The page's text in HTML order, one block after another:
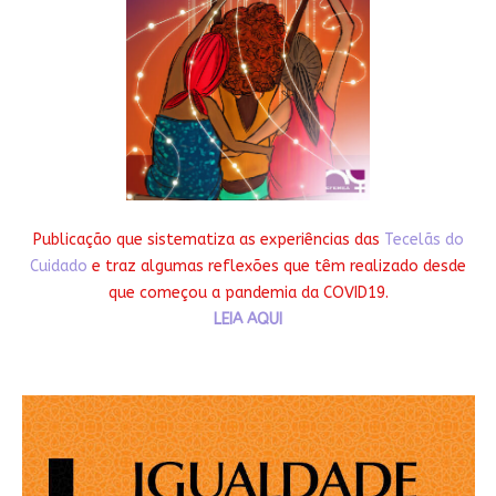
Publicação que sistematiza as experiências das Tecelãs do
Cuidado e traz algumas reflexões que têm realizado desde
que começou a pandemia da COVID19.
LEIA AQUI